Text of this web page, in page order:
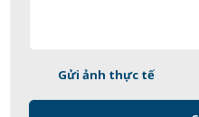
Gửi ảnh thực tế